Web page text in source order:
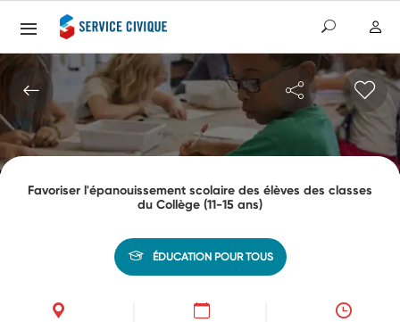
Favoriser l'épanouissement scolaire des élèves des classes
du Collège (11-15 ans)
ÉDUCATION POUR TOUS